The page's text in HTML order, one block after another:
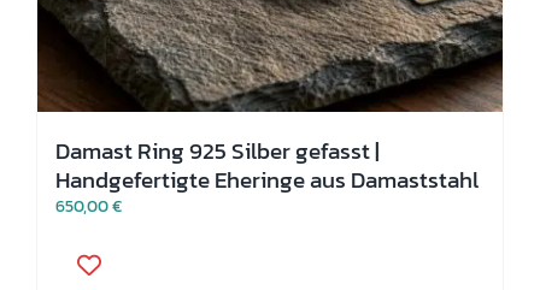
Damast Ring 925 Silber gefasst |
Handgefertigte Eheringe aus Damaststahl
650,00€
Produkt